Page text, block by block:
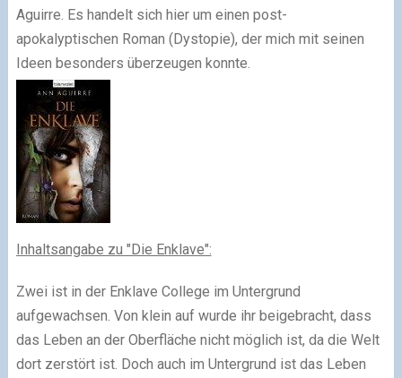
Aguirre. Es handelt sich hier um einen post-
apokalyptischen Roman (Dystopie), der mich mit seinen
Ideen besonders überzeugen konnte.
Inhaltsangabe zu "Die Enklave":
Zwei ist in der Enklave College im Untergrund
aufgewachsen. Von klein auf wurde ihr beigebracht, dass
das Leben an der Oberfläche nicht möglich ist, da die Welt
dort zerstört ist. Doch auch im Untergrund ist das Leben